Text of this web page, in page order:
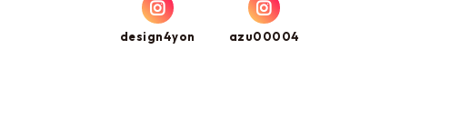
design4yon azu00004